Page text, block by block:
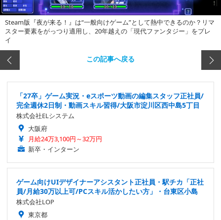
Steam版『夜が来る！』は“一般向けゲーム”として熱中できるのか？リマ
スター要素をがっつり適用し、20年越えの「現代ファンタジー」をプレ
イ
この記事へ戻る
「27卒」ゲーム実況・eスポーツ動画の編集スタッフ正社員/
完全週休2日制・動画スキル習得/大阪市淀川区西中島5丁目
株式会社ELシステム
大阪府
月給24万3,100円～32万円
新卒・インターン
ゲーム向けUIデザイナーアシスタント正社員・駅チカ「正社
員/月給30万以上可/PCスキル活かしたい方」・台東区小島
株式会社LOP
東京都